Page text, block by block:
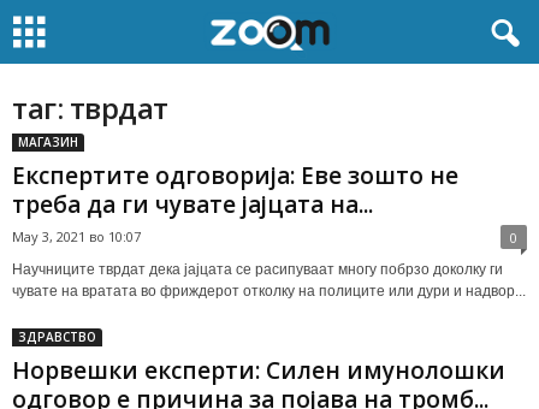
таг: тврдат
МАГАЗИН
Експертите одговорија: Еве зошто не
треба да ги чувате јајцата на...
May 3, 2021 во 10:07 0
Научниците тврдат дека јајцата се расипуваат многу побрзо доколку ги
чувате на вратата во фриждерот отколку на полиците или дури и надвор...
ЗДРАВСТВО
Норвешки експерти: Силен имунолошки
одговор е причина за појава на тромб...